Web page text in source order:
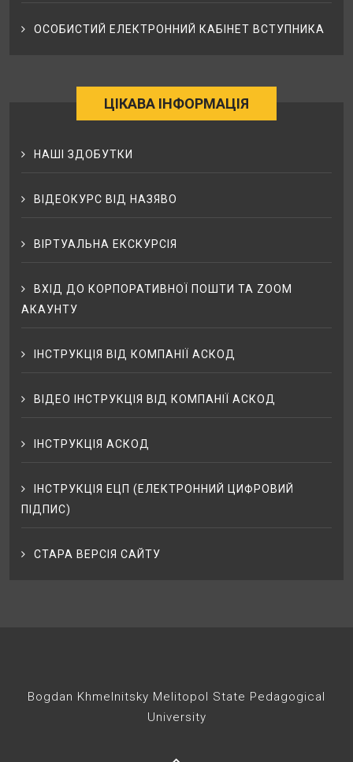
ОСОБИСТИЙ ЕЛЕКТРОННИЙ КАБІНЕТ ВСТУПНИКА
ЦІКАВА ІНФОРМАЦІЯ
НАШІ ЗДОБУТКИ
ВІДЕОКУРС ВІД НАЗЯВО
ВІРТУАЛЬНА ЕКСКУРСІЯ
ВХІД ДО КОРПОРАТИВНОЇ ПОШТИ ТА ZOOM
АКАУНТУ
ІНСТРУКЦІЯ ВІД КОМПАНІЇ АСКОД
ВІДЕО ІНСТРУКЦІЯ ВІД КОМПАНІЇ АСКОД
ІНСТРУКЦІЯ АСКОД
ІНСТРУКЦІЯ ЕЦП (ЕЛЕКТРОННИЙ ЦИФРОВИЙ
ПІДПИС)
СТАРА ВЕРСІЯ САЙТУ
Bogdan Khmelnitsky Melitopol State Pedagogical
University